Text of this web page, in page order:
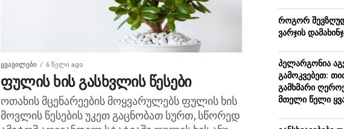
ᲧᲕᲐᲕᲘᲚᲔᲑᲘ 6 წელი ago
ფულის ხის გასხვლის წესები
ოთახის მცენარეების მოყვარულებს ფულის ხის
მოვლის წესების უკეთ გაცნობათ სურთ, სწორედ
როგორ
ვარჯის
პელარგონია
გამოკვებეთ:
გამხმარი
მთელი წელი